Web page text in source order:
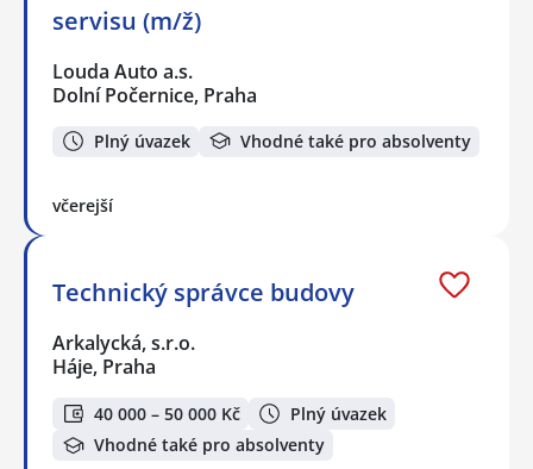
servisu (m/ž)
Louda Auto a.s.
Dolní Počernice, Praha
Plný úvazek Vhodné také pro absolventy
včerejší
Technický správce budovy
Arkalycká, s.r.o.
Háje, Praha
40 000 – 50 000 Kč
Plný úvazek
Vhodné také pro absolventy